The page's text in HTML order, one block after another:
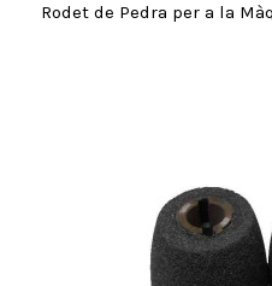
Rodet de Pedra per a la